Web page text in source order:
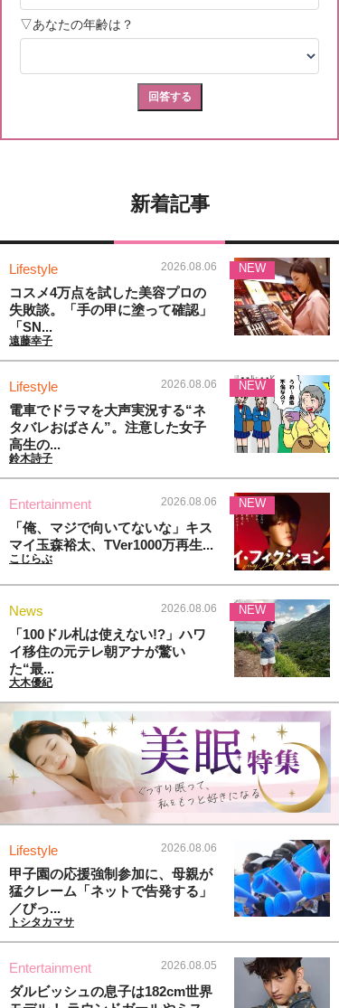
新着記事
Lifestyle 2026.08.06
コスメ4万点を試した美容プロの
失敗談。「手の甲に塗って確認」
「SN...
遠藤幸子
NEW
Lifestyle 2026.08.06
電車でドラマを大声実況する“ネ
タバレおばさん”。注意した女子
高生の...
鈴木詩子
NEW
Entertainment 2026.08.06
「俺、マジで向いてないな」キス
マイ玉森裕太、TVer1000万再生...
こじらぶ
NEW
News 2026.08.06
「100ドル札は使えない!?」ハワ
イ移住の元テレ朝アナが驚い
た“最...
大木優紀
NEW
Lifestyle 2026.08.06
甲子園の応援強制参加に、母親が
猛クレーム「ネットで告発する」
／びっ...
トシタカマサ
Entertainment 2026.08.05
ダルビッシュの息子は182cm世界